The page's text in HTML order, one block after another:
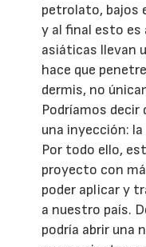
petrolato, bajos
y al final esto es
asiáticas llevan
hace que
dermis, no
Podríamos
una inyección:
Por todo ello,
proyecto con
poder aplicar y
a nuestro país.
podría abrir una